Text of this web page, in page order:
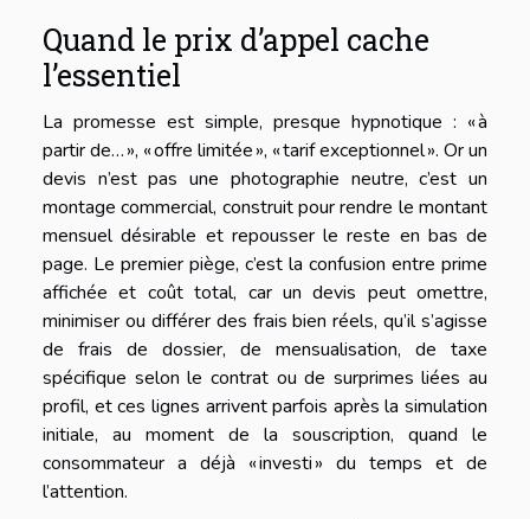
Quand le prix d’appel cache
l’essentiel
La promesse est simple, presque hypnotique : « à
partir de… », « offre limitée », « tarif exceptionnel ». Or un
devis n’est pas une photographie neutre, c’est un
montage commercial, construit pour rendre le montant
mensuel désirable et repousser le reste en bas de
page. Le premier piège, c’est la confusion entre prime
affichée et coût total, car un devis peut omettre,
minimiser ou différer des frais bien réels, qu’il s’agisse
de frais de dossier, de mensualisation, de taxe
spécifique selon le contrat ou de surprimes liées au
profil, et ces lignes arrivent parfois après la simulation
initiale, au moment de la souscription, quand le
consommateur a déjà « investi » du temps et de
l’attention.